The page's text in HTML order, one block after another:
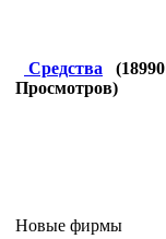
Средства (18990
Просмотров)
Новые фирмы